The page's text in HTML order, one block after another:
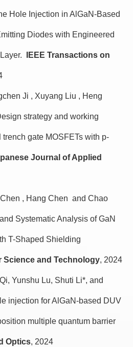
Hole Injection in AlGaN-Based
Diodes with Engineered
IEEE Transactions on
Ji , Xuyang Liu , Heng
strategy and working
gate MOSFETs with p-
Journal of Applied
, Hang Chen and Chao
Systematic Analysis of GaN
T-Shaped Shielding
Science and Technology, 2024
Yunshu Lu, Shuti Li*, and
injection for AlGaN-based DUV
multiple quantum barrier
Optics, 2024